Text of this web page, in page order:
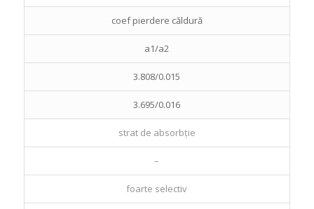
coef pierdere căldură
a1/a2
3.808/0.015
3.695/0.016
strat de absorbție
–
foarte selectiv